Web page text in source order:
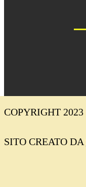
COPYRIGHT 2023
SITO CREATO DA